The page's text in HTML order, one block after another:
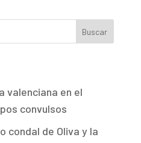
Buscar
valenciana en el
convulsos
condal de Oliva y la